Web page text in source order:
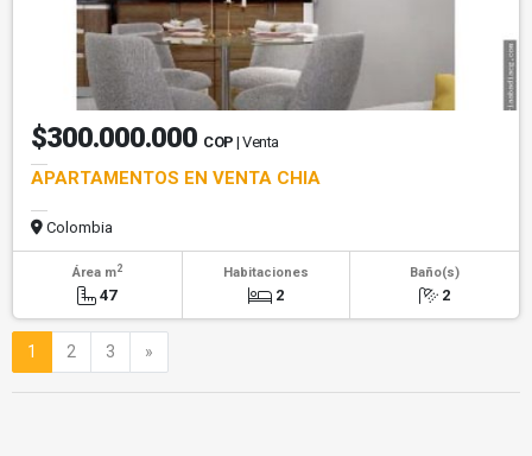
$300.000.000 COP | Venta
APARTAMENTOS EN VENTA CHIA
Colombia
Área m2
47
Habitaciones
2
Baño(s)
2
1 2 3 »